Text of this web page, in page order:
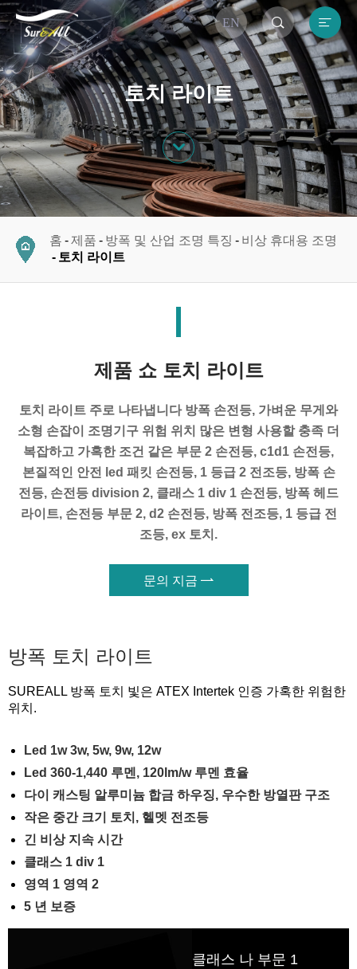
EN  
토치 라이트

홈 제품 방폭 및 산업 조명 특징
비상 휴대용 조명
토치 라이트
제품 쇼 토치 라이트
토치 라이트 주로 나타냅니다 방폭 손전등, 가벼운 무게와
소형 손잡이 조명기구 위험 위치 많은 변형 사용할 충족 더
복잡하고 가혹한 조건 같은 부문 2 손전등, c1d1 손전등,
본질적인 안전 led 패킷 손전등, 1 등급 2 전조등, 방폭 손
전등, 손전등 division 2, 클래스 1 div 1 손전등, 방폭 헤드
라이트, 손전등 부문 2, d2 손전등, 방폭 전조등, 1 등급 전
조등, ex 토치.
문의 지금 
방폭 토치 라이트
SUREALL 방폭 토치 빛은 ATEX Intertek 인증 가혹한 위험한
위치.
Led 1w 3w, 5w, 9w, 12w
Led 360-1,440 루멘, 120lm/w 루멘 효율
다이 캐스팅 알루미늄 합금 하우징, 우수한 방열판 구조
작은 중간 크기 토치, 헬멧 전조등
긴 비상 지속 시간
클래스 1 div 1
영역 1 영역 2
5 년 보증
클래스 나 부문 1